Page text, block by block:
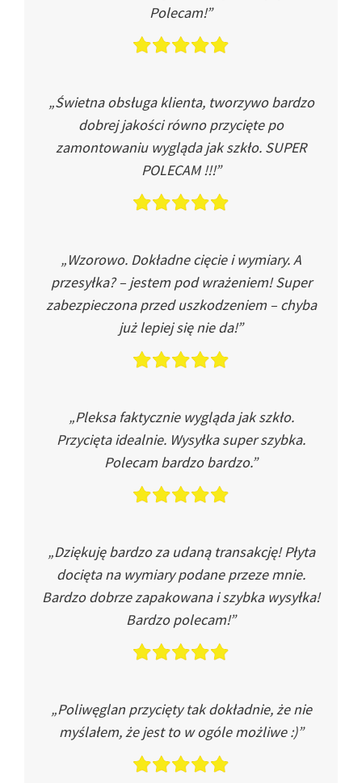
Polecam!”
„Świetna obsługa klienta, tworzywo bardzo
dobrej jakości równo przycięte po
zamontowaniu wygląda jak szkło. SUPER
POLECAM !!!”
„Wzorowo. Dokładne cięcie i wymiary. A
przesyłka? – jestem pod wrażeniem! Super
zabezpieczona przed uszkodzeniem – chyba
już lepiej się nie da!”
„Pleksa faktycznie wygląda jak szkło.
Przycięta idealnie. Wysyłka super szybka.
Polecam bardzo bardzo.”
„Dziękuję bardzo za udaną transakcję! Płyta
docięta na wymiary podane przeze mnie.
Bardzo dobrze zapakowana i szybka wysyłka!
Bardzo polecam!”
„Poliwęglan przycięty tak dokładnie, że nie
myślałem, że jest to w ogóle możliwe :)”